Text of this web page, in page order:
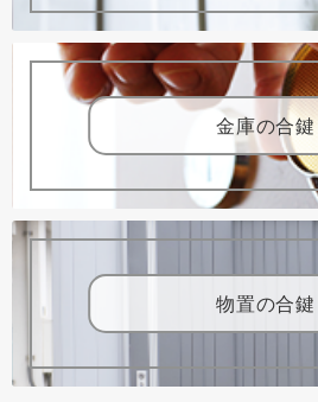
金庫の合鍵
物置の合鍵